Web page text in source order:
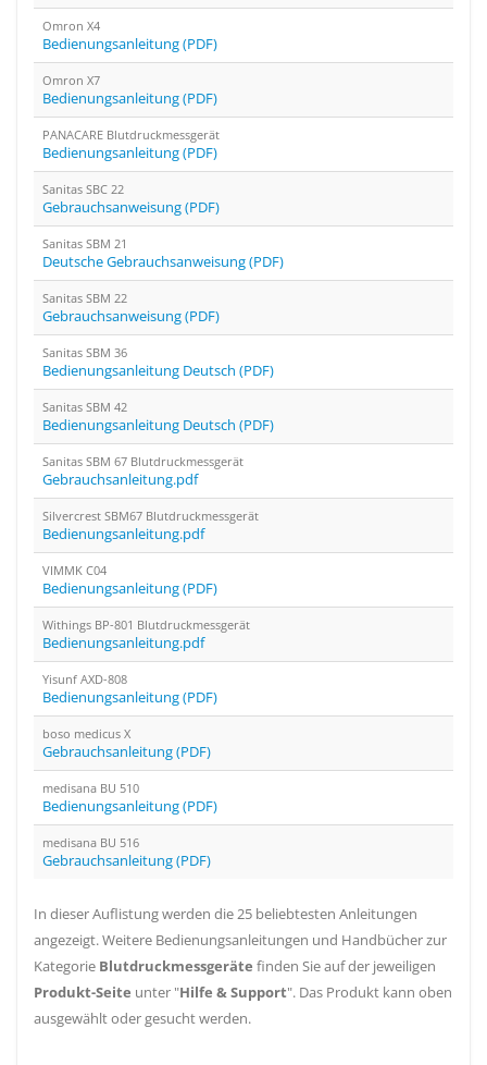
Omron X4
Bedienungsanleitung (PDF)
Omron X7
Bedienungsanleitung (PDF)
PANACARE Blutdruckmessgerät
Bedienungsanleitung (PDF)
Sanitas SBC 22
Gebrauchsanweisung (PDF)
Sanitas SBM 21
Deutsche Gebrauchsanweisung (PDF)
Sanitas SBM 22
Gebrauchsanweisung (PDF)
Sanitas SBM 36
Bedienungsanleitung Deutsch (PDF)
Sanitas SBM 42
Bedienungsanleitung Deutsch (PDF)
Sanitas SBM 67 Blutdruckmessgerät
Gebrauchsanleitung.pdf
Silvercrest SBM67 Blutdruckmessgerät
Bedienungsanleitung.pdf
VIMMK C04
Bedienungsanleitung (PDF)
Withings BP-801 Blutdruckmessgerät
Bedienungsanleitung.pdf
Yisunf AXD-808
Bedienungsanleitung (PDF)
boso medicus X
Gebrauchsanleitung (PDF)
medisana BU 510
Bedienungsanleitung (PDF)
medisana BU 516
Gebrauchsanleitung (PDF)
In dieser Auflistung werden die 25 beliebtesten Anleitungen
angezeigt. Weitere Bedienungsanleitungen und Handbücher zur
Kategorie Blutdruckmessgeräte finden Sie auf der jeweiligen
Produkt-Seite unter "Hilfe & Support". Das Produkt kann oben
ausgewählt oder gesucht werden.